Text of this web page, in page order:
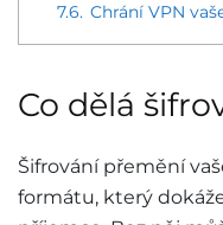
7.6. Chrání VPN
Co dělá
Šifrování přemění
formátu, který